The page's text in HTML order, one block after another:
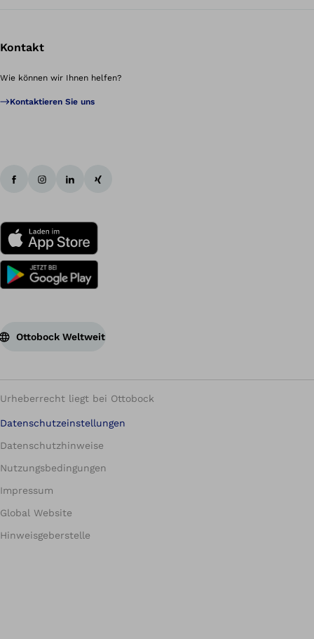
Kontakt
Wie können wir Ihnen helfen?
Kontaktieren Sie uns
Ottobock Weltweit
Urheberrecht liegt bei Ottobock
Datenschutzeinstellungen
Datenschutzhinweise
Nutzungsbedingungen
Impressum
Global Website
Hinweisgeberstelle